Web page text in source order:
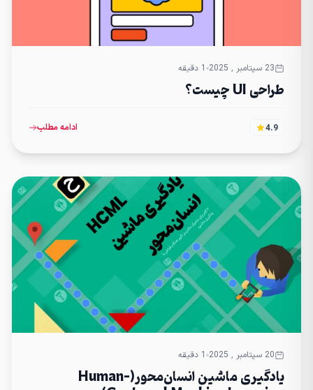
23 سپتامبر , 2025 1 دقیقه
طراحی UI چیست؟
4.9 ادامه مطلب
20 سپتامبر , 2025 1 دقیقه
یادگیری ماشین انسان‌محور(Human-